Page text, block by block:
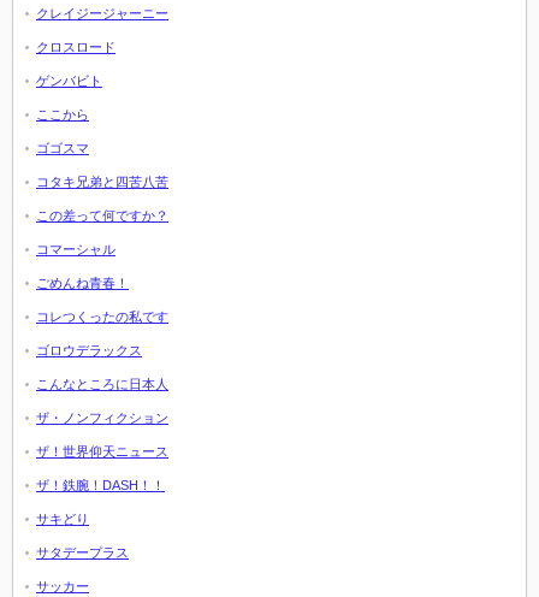
クレイジージャーニー
クロスロード
ゲンバビト
ここから
ゴゴスマ
コタキ兄弟と四苦八苦
この差って何ですか？
コマーシャル
ごめんね青春！
コレつくったの私です
ゴロウデラックス
こんなところに日本人
ザ・ノンフィクション
ザ！世界仰天ニュース
ザ！鉄腕！DASH！！
サキどり
サタデープラス
サッカー